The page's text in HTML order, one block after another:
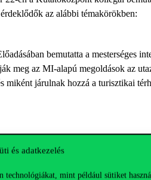
és adatkezelés
technológiákat, mint például sütiket
az alábbi témakörökben:
bemutatta a mesterséges
meg az MI-alapú megoldások az
miként járulnak hozzá a turisztikai
a vendéglátásban. Az előadás
amelyek az MI-alapú
valamint a vendégkiszolgálás